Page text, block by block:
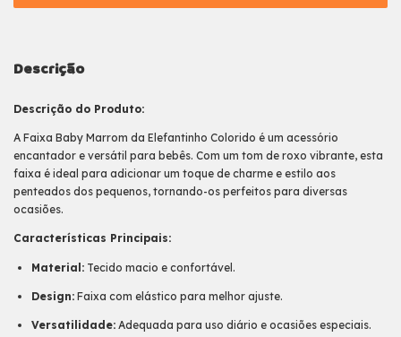
Descrição
Descrição do Produto:
A Faixa Baby Marrom da Elefantinho Colorido é um acessório
encantador e versátil para bebês. Com um tom de roxo vibrante, esta
faixa é ideal para adicionar um toque de charme e estilo aos
penteados dos pequenos, tornando-os perfeitos para diversas
ocasiões.
Características Principais:
Material: Tecido macio e confortável.
Design: Faixa com elástico para melhor ajuste.
Versatilidade: Adequada para uso diário e ocasiões especiais.